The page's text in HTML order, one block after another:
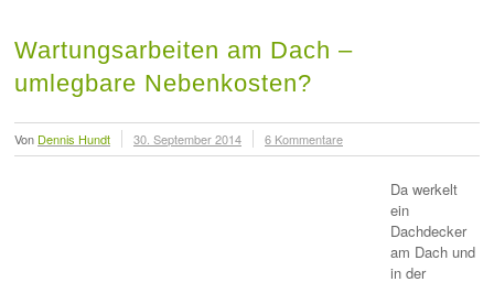
Wartungsarbeiten am Dach –
umlegbare Nebenkosten?
Von Dennis Hundt 30. September 2014 6 Kommentare
Da werkelt
ein
Dachdecker
am Dach und
in der